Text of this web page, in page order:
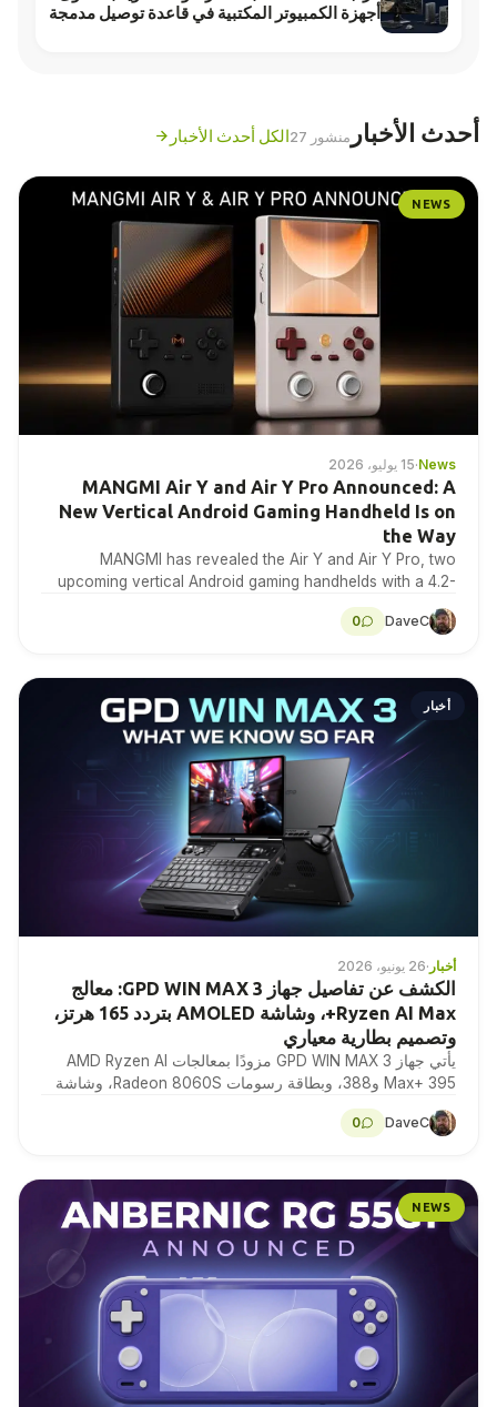
أجهزة الكمبيوتر المكتبية في قاعدة توصيل مدمجة
أحدث الأخبار منشور 27 الكل أحدث الأخبار
NEWS
News
·15 يوليو، 2026
MANGMI Air Y and Air Y Pro Announced: A
New Vertical Android Gaming Handheld Is on
the Way
MANGMI has revealed the Air Y and Air Y Pro, two
upcoming vertical Android gaming handhelds with a 4.2-
inch 4:3 IPS touchscreen. Here is…
DaveC
0
أخبار
أخبار ·26 يونيو، 2026
الكشف عن تفاصيل جهاز GPD WIN MAX 3: معالج
Ryzen AI Max+، وشاشة AMOLED بتردد 165 هرتز،
وتصميم بطارية معياري
يأتي جهاز GPD WIN MAX 3 مزودًا بمعالجات AMD Ryzen AI
Max+ 395 و388، وبطاقة رسومات Radeon 8060S، وشاشة
DaveC
0
NEWS